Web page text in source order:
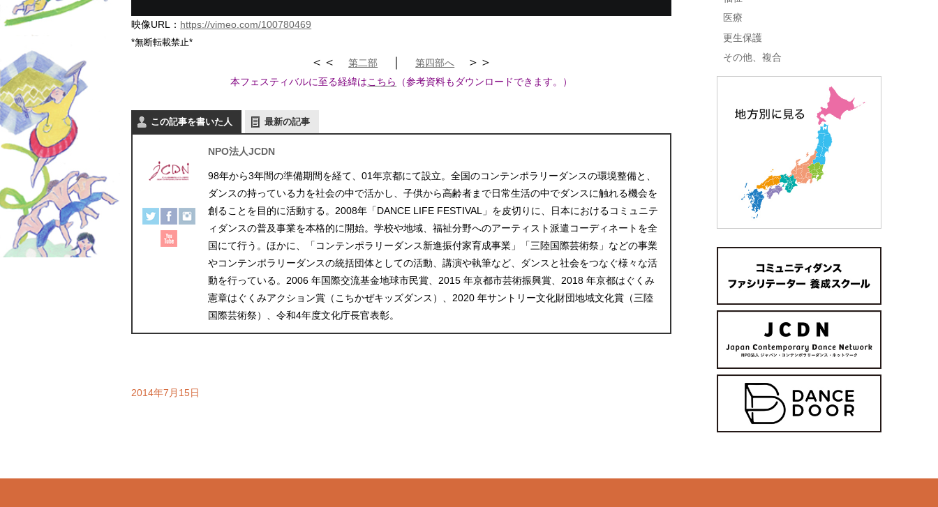
医療
更生保護
その他、複合
映像URL： https://vimeo.com/100780469
*無断転載禁止*
＜＜第二部 ｜第四部へ ＞＞
本フェスティバルに至る経緯はこちら （参考資料もダウンロードできます。）
この記事を書いた人 最新の記事
NPO法人JCDN
98年から3年間の準備期間を経て、01年京都にて設立。全国のコンテンポラリーダンスの環境整備と、
ダンスの持っている力を社会の中で活かし、子供から高齢者まで日常生活の中でダンスに触れる機会を
創ることを目的に活動する。2008年「DANCE LIFE FESTIVAL」を皮切りに、日本におけるコミュニテ
ィダンスの普及事業を本格的に開始。学校や地域、福祉分野へのアーティスト派遣コーディネートを全
国にて行う。ほかに、「コンテンポラリーダンス新進振付家育成事業」「三陸国際芸術祭」などの事業
やコンテンポラリーダンスの統括団体としての活動、講演や執筆など、ダンスと社会をつなぐ様々な活
動を行っている。2006 年国際交流基金地球市民賞、2015 年京都市芸術振興賞、2018 年京都はぐくみ
憲章はぐくみアクション賞（こちかぜキッズダンス）、2020 年サントリー文化財団地域文化賞（三陸
国際芸術祭）、令和4年度文化庁長官表彰。
2014年7月15日